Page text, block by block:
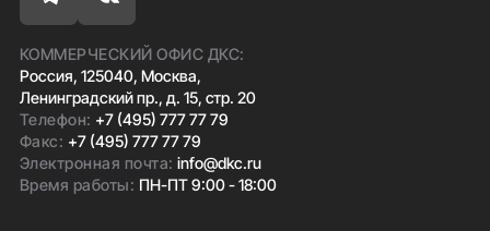
КОММЕРЧЕСКИЙ ОФИС ДКС:
Россия, 125040, Москва,
Ленинградский пр., д. 15, стр. 20
Телефон: +7 (495) 777 77 79
Факс: +7 (495) 777 77 79
Электронная почта:info@dkc.ru
Время работы: ПН-ПТ 9:00 - 18:00